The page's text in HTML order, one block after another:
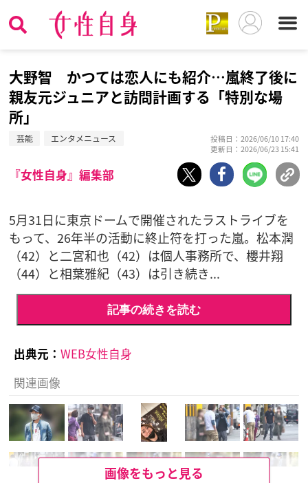
大野智 かつては恋人にも紹介…嵐終了後に
親友元ジュニアと訪問計画する「特別な場
所」
芸能 エンタメニュース
投稿日：2026/06/10 17:40
更新日：2026/06/23 15:41
『女性自身』編集部
5月31日に東京ドームで開催されたラストライブを
もって、26年半の活動に終止符を打った嵐。松本潤
（42）と二宮和也（42）は個人事務所で、櫻井翔
（44）と相葉雅紀（43）は引き続き...
記事の続きを読む
出典元： WEB女性自身
関連画像
画像をもっと見る